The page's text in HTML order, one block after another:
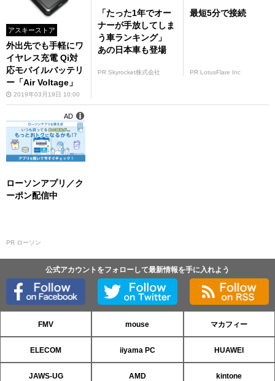
アスキーストア
外出先でも手軽にワ
イヤレス充電 Qi対
応モバイルバッテリ
ー「Air Voltage」
2019年03月19日 10:00
「たった1年でオー
ナーが手放してしま
う車ランキング」
あの日本車も登場
PR Skyrocket株式会社
最短5分で接続
PR LotusFlare Inc
ローソンアプリ／ク
ーポン配信中
PR ローソン
AD
公式アカウントをフォローして最新情報を手に入れよう
FMV mouse マカフィー
ELECOM iiyama PC HUAWEI
JAWS-UG AMD kintone